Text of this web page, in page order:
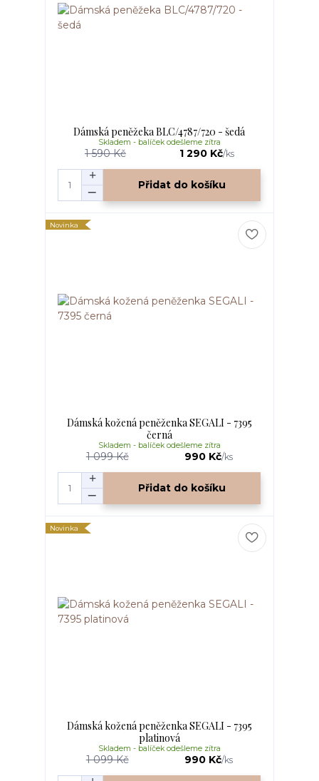
Dámská peněžeka BLC/4787/720 - šedá
1 590 Kč 1 290 Kč/ks
Skladem - balíček odešleme zítra
Přidat do košíku
Novinka
Dámská kožená peněženka SEGALI - 7395
černá
1 099 Kč 990 Kč/ks
Skladem - balíček odešleme zítra
Přidat do košíku
Novinka
Dámská kožená peněženka SEGALI - 7395
platinová
1 099 Kč 990 Kč/ks
Skladem - balíček odešleme zítra